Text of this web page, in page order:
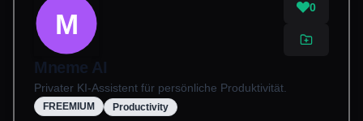
M
0
Mneme AI
Privater KI-Assistent für persönliche Produktivität.
FREEMIUM Productivity